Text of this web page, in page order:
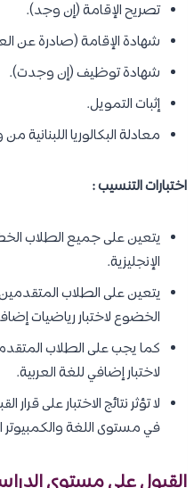
تصريح الإقامة (إن وجد).
شهادة الإقامة (صادرة عن
شهادة توظيف (إن وجدت).
إثبات التمويل.
معادلة البكالوريا اللبنانية من
اختبارات التنسيب :
يتعين على جميع الطلاب
الإنجليزية.
يتعين على الطلاب المتقدمين
الخضوع لاختبار رياضيات
كما يجب على الطلاب
لاختبار إضافي للغة العربية.
لا تؤثر نتائج الاختبار على
في مستوى اللغة والكمبيوتر